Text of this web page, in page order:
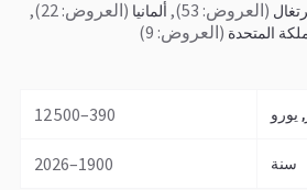
(العروض: 53) , ألمانيا (العروض: 22) ,
المتحدة (العروض: 9)
يورو 390–12 500
سنة 1900–2026